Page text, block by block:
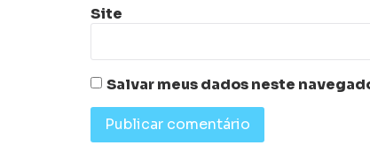
Site
Salvar meus dados neste